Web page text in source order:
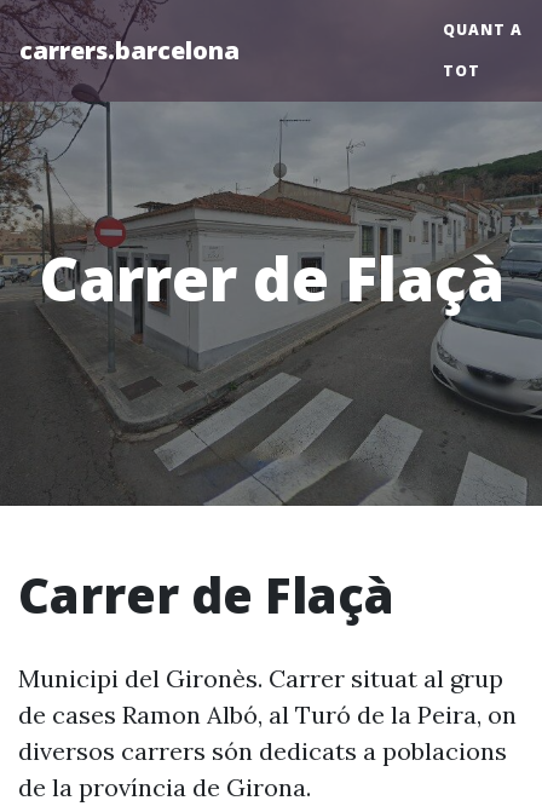
carrers.barcelona
QUANT A
TOT
Carrer de Flaçà
Carrer de Flaçà
Municipi del Gironès. Carrer situat al grup
de cases Ramon Albó, al Turó de la Peira, on
diversos carrers són dedicats a poblacions
de la província de Girona.